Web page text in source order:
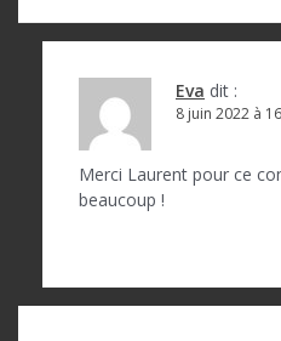
Eva dit :
8 juin 2022 à
Merci Laurent pour ce
beaucoup !